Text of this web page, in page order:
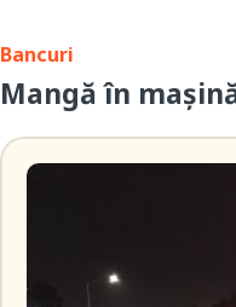
Bancuri
Mangă în